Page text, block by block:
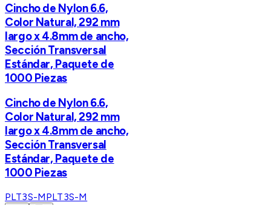
Cincho de Nylon 6.6,
Color Natural, 292 mm
largo x 4.8mm de ancho,
Sección Transversal
Estándar, Paquete de
1000 Piezas
Cincho de Nylon 6.6,
Color Natural, 292 mm
largo x 4.8mm de ancho,
Sección Transversal
Estándar, Paquete de
1000 Piezas
PLT3S-MPLT3S-M